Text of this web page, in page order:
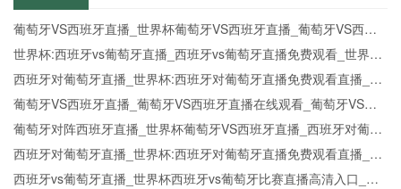
葡萄牙VS西班牙直播_世界杯葡萄牙VS西班牙直播_葡萄牙VS西班
牙在线高清直播
世界杯:西班牙vs葡萄牙直播_西班牙vs葡萄牙直播免费观看_世界杯
今日西班牙vs葡萄牙直播在线观看高清视频直播
西班牙对葡萄牙直播_世界杯:西班牙对葡萄牙直播免费观看直播_世
界杯西班牙对葡萄牙直播在线观看高清无插件
葡萄牙VS西班牙直播_葡萄牙VS西班牙直播在线观看_葡萄牙VS西
班牙实时全场直播入口
葡萄牙对阵西班牙直播_世界杯葡萄牙VS西班牙直播_西班牙对葡萄
牙比赛直播在线无插件观看
西班牙对葡萄牙直播_世界杯:西班牙对葡萄牙直播免费观看直播_世
界杯西班牙对葡萄牙直播在线观看高清无插件
西班牙vs葡萄牙直播_世界杯西班牙vs葡萄牙比赛直播高清入口_西